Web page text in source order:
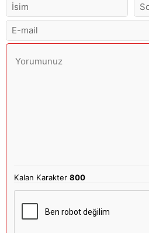
Kalan Karakter800